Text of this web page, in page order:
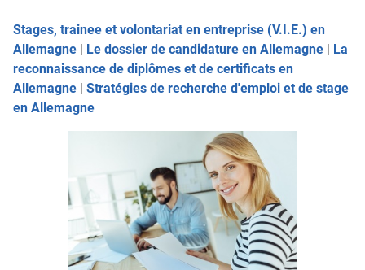
Stages, trainee et volontariat en entreprise (V.I.E.) en
Allemagne | Le dossier de candidature en Allemagne | La
reconnaissance de diplômes et de certificats en
Allemagne | Stratégies de recherche d'emploi et de stage
en Allemagne